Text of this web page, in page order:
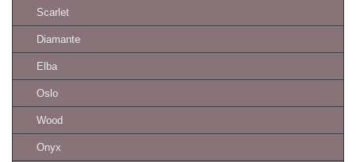
Scarlet
Diamante
Elba
Oslo
Wood
Onyx